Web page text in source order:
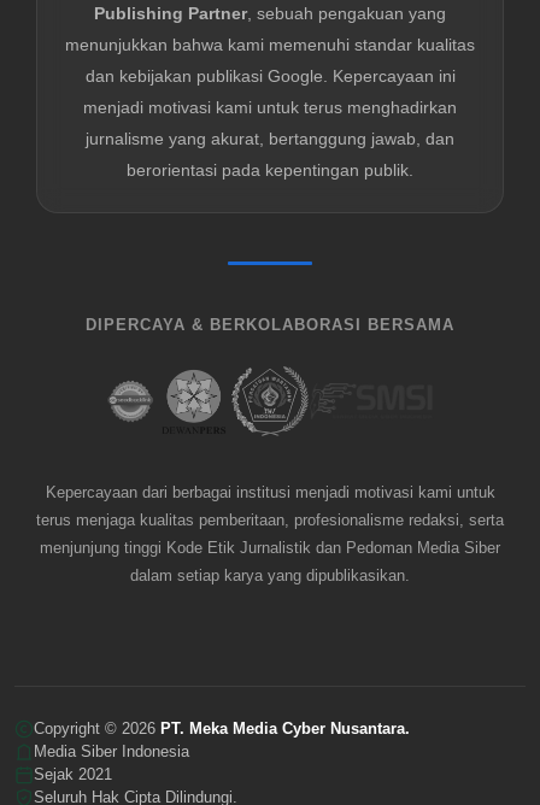
Publishing Partner, sebuah pengakuan yang
menunjukkan bahwa kami memenuhi standar kualitas
dan kebijakan publikasi Google. Kepercayaan ini
menjadi motivasi kami untuk terus menghadirkan
jurnalisme yang akurat, bertanggung jawab, dan
berorientasi pada kepentingan publik.
DIPERCAYA & BERKOLABORASI BERSAMA
Kepercayaan dari berbagai institusi menjadi motivasi kami untuk
terus menjaga kualitas pemberitaan, profesionalisme redaksi, serta
menjunjung tinggi Kode Etik Jurnalistik dan Pedoman Media Siber
dalam setiap karya yang dipublikasikan.
Copyright © 2026 PT. Meka Media Cyber Nusantara.
Media Siber Indonesia
Sejak 2021
Seluruh Hak Cipta Dilindungi.